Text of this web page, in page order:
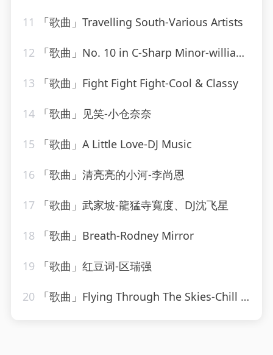
11 「歌曲」Travelling South-Various Artists
12 「歌曲」No. 10 in C-Sharp Minor-william kapell、Dmitri Shostakovich
13 「歌曲」Fight Fight Fight-Cool & Classy
14 「歌曲」见笑-小仓奈奈
15 「歌曲」A Little Love-DJ Music
16 「歌曲」清亮亮的小河-李尚恩
17 「歌曲」武家坡-龍猛寺寬度、DJ沈飞星
18 「歌曲」Breath-Rodney Mirror
19 「歌曲」红豆词-区瑞强
20 「歌曲」Flying Through The Skies-Chill Hip-Hop Beats、LofiCentral、Lo-Fi Beats